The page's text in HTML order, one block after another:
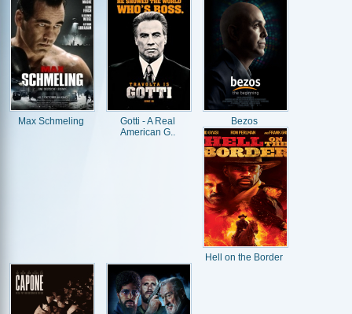
Max Schmeling
Gotti - A Real
American G..
Bezos
Hell on the Border